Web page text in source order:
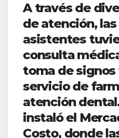
A través de
de atención, las
asistentes
consulta
toma de signos
servicio de
atención
instaló el
Costo, donde